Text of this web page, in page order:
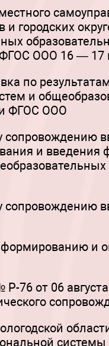
городских
ООО 16 — 17
по
и
ФГОС ООО
и введения
и
76 от 06